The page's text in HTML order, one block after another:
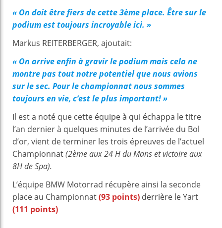
« On doit être fiers de cette 3ème place. Être sur le
podium est toujours incroyable ici. »
Markus REITERBERGER, ajoutait:
« On arrive enfin à gravir le podium mais cela ne
montre pas tout notre potentiel que nous avions
sur le sec. Pour le championnat nous sommes
toujours en vie, c’est le plus important! »
Il est a noté que cette équipe à qui échappa le titre
l’an dernier à quelques minutes de l’arrivée du Bol
d’or, vient de terminer les trois épreuves de l’actuel
Championnat(2ème aux 24 H du Mans et victoire aux
8H de Spa).
L’équipe BMW Motorrad récupère ainsi la seconde
place au Championnat(93 points) derrière le Yart
(111 points)